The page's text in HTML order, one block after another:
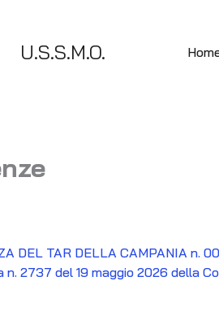
U.S.S.M.O.
DEL TAR DELLA CAMPANIA n.
n. 2737 del 19 maggio 2026 della